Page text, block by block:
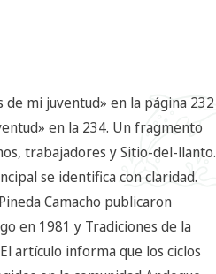
de mi juventud» en la página 232
en la 234. Un fragmento
trabajadores y Sitio-del-llanto.
se identifica con claridad.
Camacho publicaron
en 1981 y Tradiciones de la
artículo informa que los ciclos